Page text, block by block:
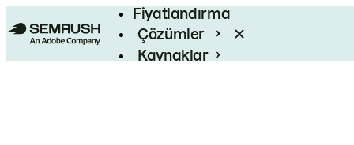
Fiyatlandırma
Çözümler
Kaynaklar